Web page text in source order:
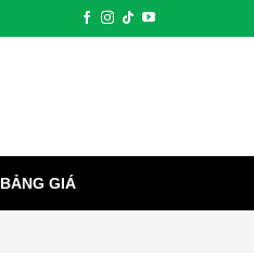
BẢNG GIÁ